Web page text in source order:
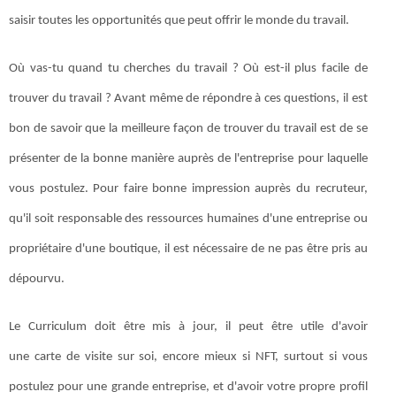
saisir toutes les opportunités que peut offrir le monde du travail.
Où vas-tu quand tu cherches du travail ? Où est-il plus facile de
trouver du travail ? Avant même de répondre à ces questions, il est
bon de savoir que la meilleure façon de trouver du travail est de se
présenter de la bonne manière auprès de l'entreprise pour laquelle
vous postulez. Pour faire bonne impression auprès du recruteur,
qu'il soit responsable des ressources humaines d'une entreprise ou
propriétaire d'une boutique, il est nécessaire de ne pas être pris au
dépourvu.
Le Curriculum doit être mis à jour, il peut être utile d'avoir
une carte de visite sur soi, encore mieux si NFT, surtout si vous
postulez pour une grande entreprise, et d'avoir votre propre profil